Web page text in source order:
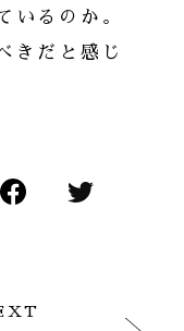
いるのか。
きだと感じ